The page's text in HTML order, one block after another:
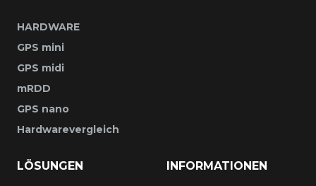
HARDWARE
GPS mini
GPS midi
mRDD
GPS nano
Hardwarevergleich
LÖSUNGEN INFORMATIONEN